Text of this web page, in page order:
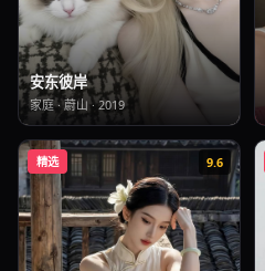
安东彼岸
家庭·蔚山·2019
精选 9.6